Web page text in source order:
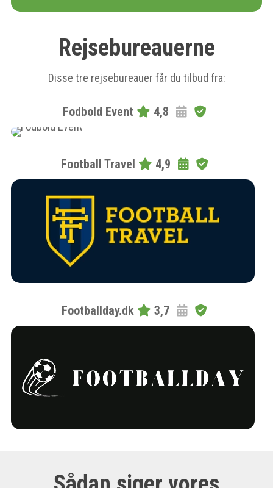
Rejsebureauerne
Disse tre rejsebureauer får du tilbud fra:
Fodbold Event 4,8
Football Travel 4,9
Footballday.dk 3,7